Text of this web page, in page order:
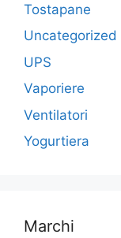
Tostapane
Uncategorized
UPS
Vaporiere
Ventilatori
Yogurtiera
Marchi